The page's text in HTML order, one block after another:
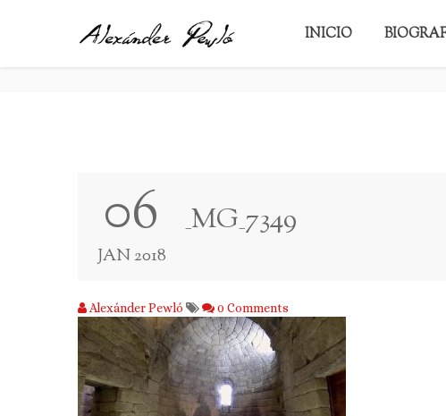
INICIO
_MG_7349
06
JAN 2018
_MG_7349
Alexánder Pewló 0 Comments